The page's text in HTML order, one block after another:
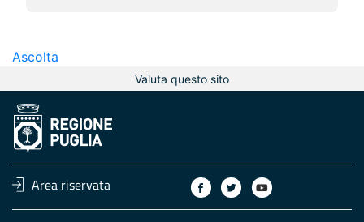
Ascolta
Valuta questo sito
Area riservata